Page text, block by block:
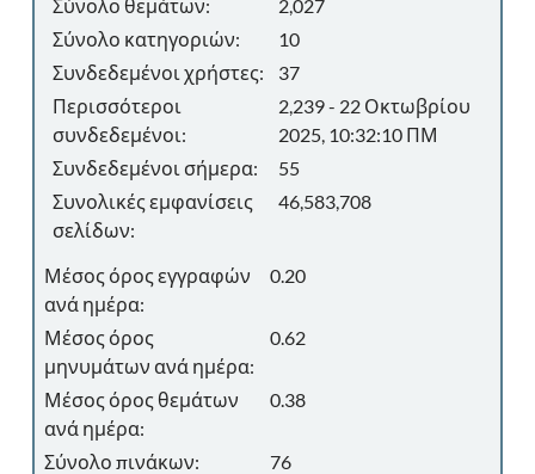
Σύνολο θεμάτων:
2,027
Σύνολο κατηγοριών:
10
Συνδεδεμένοι χρήστες:
37
Περισσότεροι
συνδεδεμένοι:
2,239 - 22 Οκτωβρίου
2025, 10:32:10 ΠΜ
Συνδεδεμένοι σήμερα:
55
Συνολικές εμφανίσεις
σελίδων:
46,583,708
Μέσος όρος εγγραφών
ανά ημέρα:
0.20
Μέσος όρος
μηνυμάτων ανά ημέρα:
0.62
Μέσος όρος θεμάτων
ανά ημέρα:
0.38
Σύνολο πινάκων:
76